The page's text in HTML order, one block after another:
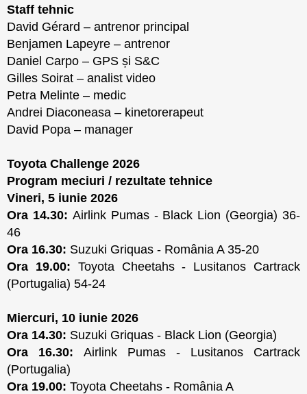
Staff tehnic
David Gérard – antrenor principal
Benjamen Lapeyre – antrenor
Daniel Carpo – GPS și S&C
Gilles Soirat – analist video
Petra Melinte – medic
Andrei Diaconeasa – kinetorerapeut
David Popa – manager
Toyota Challenge 2026
Program meciuri / rezultate tehnice
Vineri, 5 iunie 2026
Ora 14.30: Airlink Pumas - Black Lion (Georgia) 36-
46
Ora 16.30: Suzuki Griquas - România A 35-20
Ora 19.00: Toyota Cheetahs - Lusitanos Cartrack
(Portugalia) 54-24
Miercuri, 10 iunie 2026
Ora 14.30: Suzuki Griquas - Black Lion (Georgia)
Ora 16.30: Airlink Pumas - Lusitanos Cartrack
(Portugalia)
Ora 19.00: Toyota Cheetahs - România A